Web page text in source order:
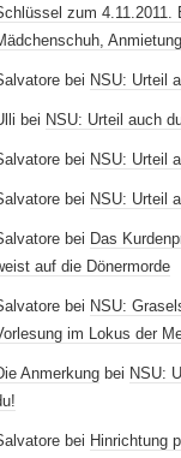
zum 4.11.2011.
Anmietung
bei NSU: Urteil
bei NSU: Urteil auch
bei NSU: Urteil
bei NSU: Urteil
bei Das
auf die Dönermorde
bei NSU:
im Lokus der
Anmerkung bei NSU:
bei Hinrichtung